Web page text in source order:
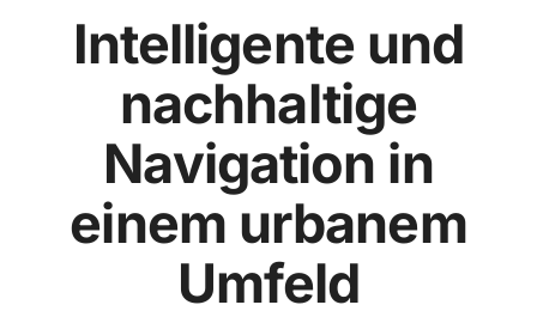
Intelligente und
nachhaltige
Navigation in
einem urbanem
Umfeld